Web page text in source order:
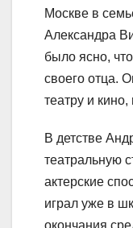
Москве в
Александра
было ясно,
своего отца.
театру и кино,
В детстве
театральную
актерские
играл уже в